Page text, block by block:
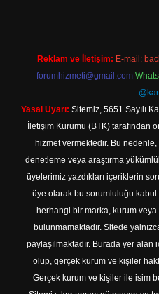
Reklam ve İletişim: E-mail:
forumhizmeti@gmail.com
Yasal Uyarı: Sitemiz, 5651 Sayılı
İletişim Kurumu (BTK) tarafından
hizmet vermektedir. Bu
denetleme veya araştırma
üyelerimiz yazdıkları içeriklerin
üye olarak bu sorumluluğu kabul
herhangi bir marka, kurum veya
bulunmamaktadır. Sitede
paylaşılmaktadır. Burada yer
olup, gerçek kurum ve kişiler
Gerçek kurum ve kişiler ile isim